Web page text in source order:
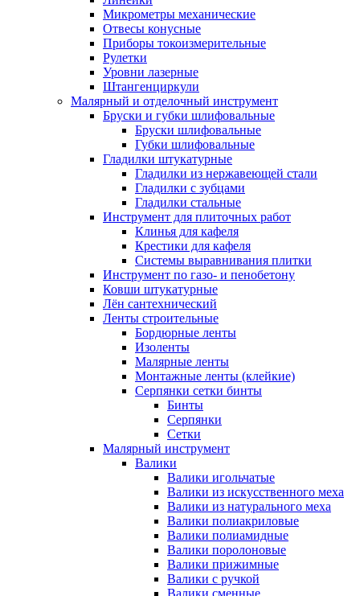
Микрометры механические
Отвесы конусные
Приборы токоизмерительные
Рулетки
Уровни лазерные
Штангенциркули
Малярный и отделочный инструмент
Бруски и губки шлифовальные
Бруски шлифовальные
Губки шлифовальные
Гладилки штукатурные
Гладилки из нержавеющей стали
Гладилки с зубцами
Гладилки стальные
Инструмент для плиточных работ
Клинья для кафеля
Крестики для кафеля
Системы выравнивания плитки
Инструмент по газо- и пенобетону
Ковши штукатурные
Лён сантехнический
Ленты строительные
Бордюрные ленты
Изоленты
Малярные ленты
Монтажные ленты (клейкие)
Серпянки сетки бинты
Бинты
Серпянки
Сетки
Малярный инструмент
Валики
Валики игольчатые
Валики из искусственного меха
Валики из натурального меха
Валики полиакриловые
Валики полиамидные
Валики поролоновые
Валики прижимные
Валики с ручкой
Валики сменные